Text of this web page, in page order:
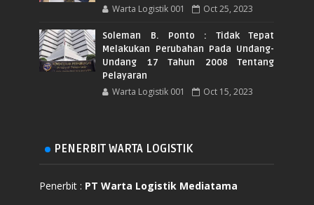
Warta Logistik 001 Oct 25, 2023
Soleman B. Ponto : Tidak Tepat
Melakukan Perubahan Pada Undang-
Undang 17 Tahun 2008 Tentang
Pelayaran
Warta Logistik 001 Oct 15, 2023
PENERBIT WARTA LOGISTIK
Penerbit : PT Warta Logistik Mediatama